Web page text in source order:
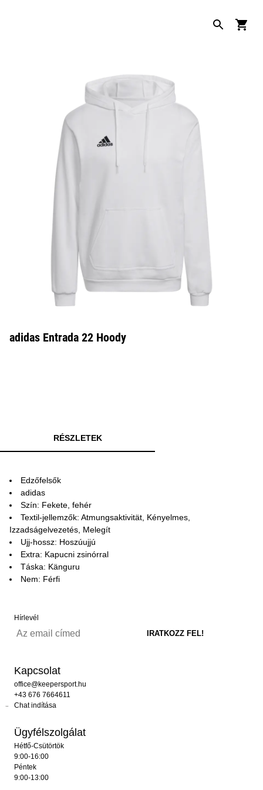
adidas Entrada 22 Hoody
RÉSZLETEK
Edzőfelsők
adidas
Szín: Fekete, fehér
Textil-jellemzők: Atmungsaktivität, Kényelmes,
Izzadságelvezetés, Melegít
Ujj-hossz: Hoszúujjú
Extra: Kapucni zsinórral
Táska: Känguru
Nem: Férfi
Hírlevél
Kapcsolat
office@keepersport.hu
+43 676 7664611
Chat indítása
Ügyfélszolgálat
Hétfő-Csütörtök
9:00-16:00
Péntek
9:00-13:00